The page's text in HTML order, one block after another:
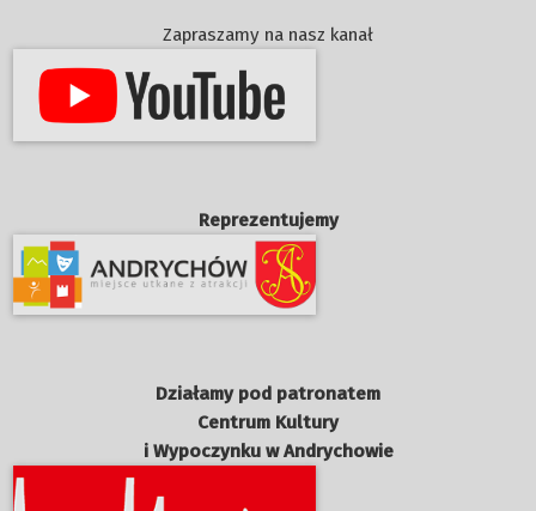
Zapraszamy na nasz kanał
Reprezentujemy
Działamy pod patronatem
Centrum Kultury
i Wypoczynku w Andrychowie